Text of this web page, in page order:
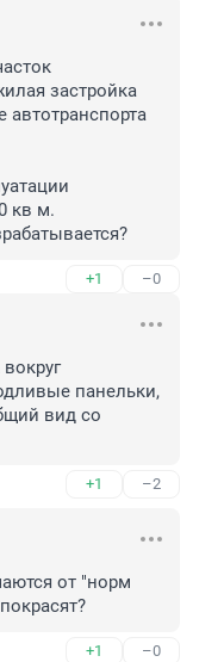
застройка
автотранспорта
кв м.
+1 –0
панельки,
вид со
+1 –2
от "норм
+1 –0